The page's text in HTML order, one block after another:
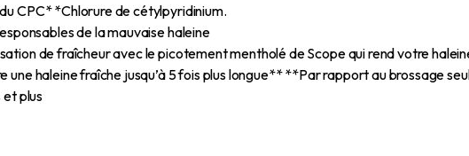
CPC* *Chlorure de cétylpyridinium.
de la mauvaise haleine
de fraîcheur avec le picotement mentholé de Scope qui rend votre
haleine fraîche jusqu’à 5 fois plus longue** **Par rapport au brossage
et plus